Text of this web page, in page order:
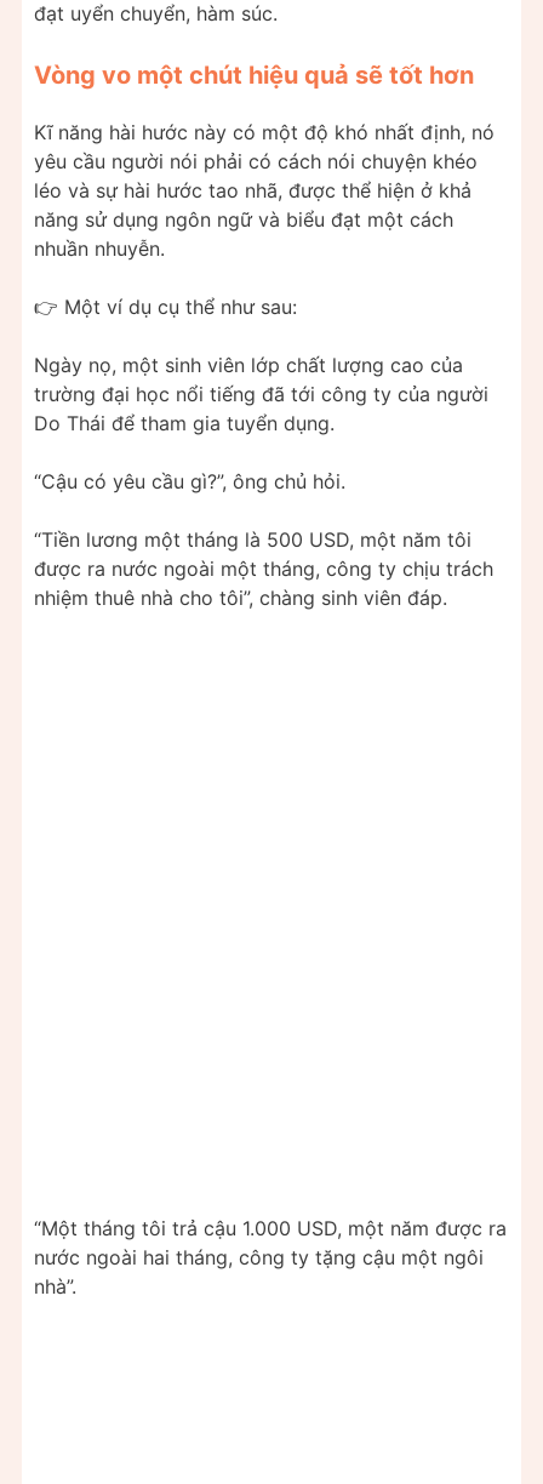
đạt uyển chuyển, hàm súc.
Vòng vo một chút hiệu quả sẽ tốt hơn
Kĩ năng hài hước này có một độ khó nhất định, nó
yêu cầu người nói phải có cách nói chuyện khéo
léo và sự hài hước tao nhã, được thể hiện ở khả
năng sử dụng ngôn ngữ và biểu đạt một cách
nhuần nhuyễn.
👉 Một ví dụ cụ thể như sau:
Ngày nọ, một sinh viên lớp chất lượng cao của
trường đại học nổi tiếng đã tới công ty của người
Do Thái để tham gia tuyển dụng.
“Cậu có yêu cầu gì?”, ông chủ hỏi.
“Tiền lương một tháng là 500 USD, một năm tôi
được ra nước ngoài một tháng, công ty chịu trách
nhiệm thuê nhà cho tôi”, chàng sinh viên đáp.
“Một tháng tôi trả cậu 1.000 USD, một năm được ra
nước ngoài hai tháng, công ty tặng cậu một ngôi
nhà”.